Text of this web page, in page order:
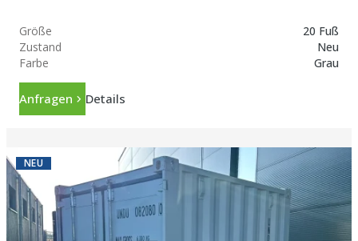
Größe
20 Fuß
Zustand
Neu
Farbe
Grau
Anfragen Details
NEU